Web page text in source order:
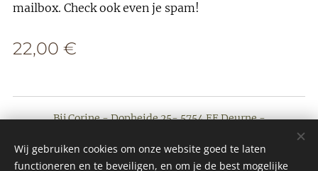
mailbox. Check ook even je spam!
22,00 €
Bij Corine - Dopheide 25- 5754 EE Deurne -
Cookies
Wij gebruiken cookies om onze website goed te laten
functioneren en te beveiligen, en om je de best mogelijke